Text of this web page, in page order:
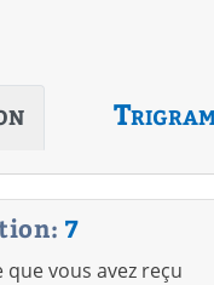
7
que vous avez reçu